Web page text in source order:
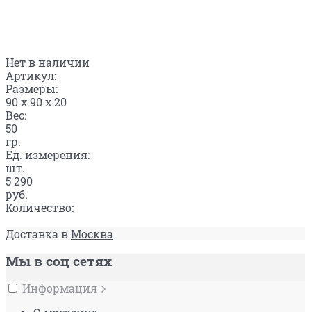
Нет в наличии
Артикул:
Размеры:
90 x 90 x 20
Вес:
50
гр.
Ед. измерения:
шт.
5 290
руб.
Количество:
Доставка вМосква
Мы в соц сетях
Информация